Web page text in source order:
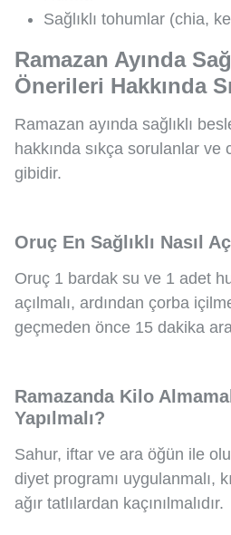
Sağlıklı tohumlar (chia,
Ramazan Ayında
Önerileri Hakkında
Ramazan ayında sağlıklı
hakkında sıkça sorulanlar ve
gibidir.
Oruç En Sağlıklı Nasıl
Oruç 1 bardak su ve 1 adet
açılmalı, ardından çorba
geçmeden önce 15 dakika
Ramazanda Kilo
Yapılmalı?
Sahur, iftar ve ara öğün ile
diyet programı uygulanmalı,
ağır tatlılardan kaçınılmalıdır.